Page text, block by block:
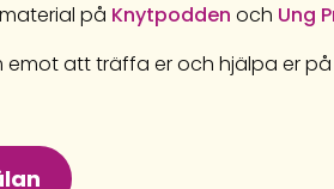
på Knytpodden och Ung
emot att träffa er och hjälpa er